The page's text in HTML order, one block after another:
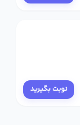
نوبت بگیرید